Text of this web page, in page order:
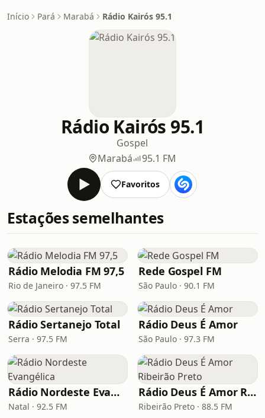
Início Pará Marabá Rádio Kairós 95.1
Rádio Kairós 95.1
Gospel
Marabá
95.1 FM
Favoritos
Estações semelhantes
Rádio Melodia FM 97,5
Rio de Janeiro · 97.5 FM
Rede Gospel FM
São Paulo · 90.1 FM
Rádio Sertanejo Total
Serra · 97.5 FM
Rádio Deus É Amor
São Paulo · 97.3 FM
Rádio Nordeste Evangélica
Natal · 92.5 FM
Rádio Deus É Amor Ribeirão Preto
Ribeirão Preto · 88.5 FM